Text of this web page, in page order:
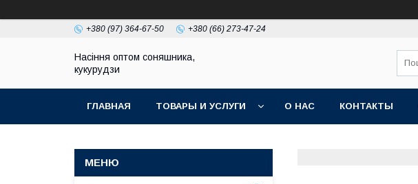
+380 (97) 364-67-50 +380 (66) 273-47-24
Насіння оптом соняшника,
кукурудзи
ГЛАВНАЯ ТОВАРЫ И УСЛУГИ О НАС КОНТАКТЫ